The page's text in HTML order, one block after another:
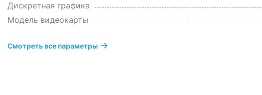
Дискретная графика
Модель видеокарты
Смотреть все параметры